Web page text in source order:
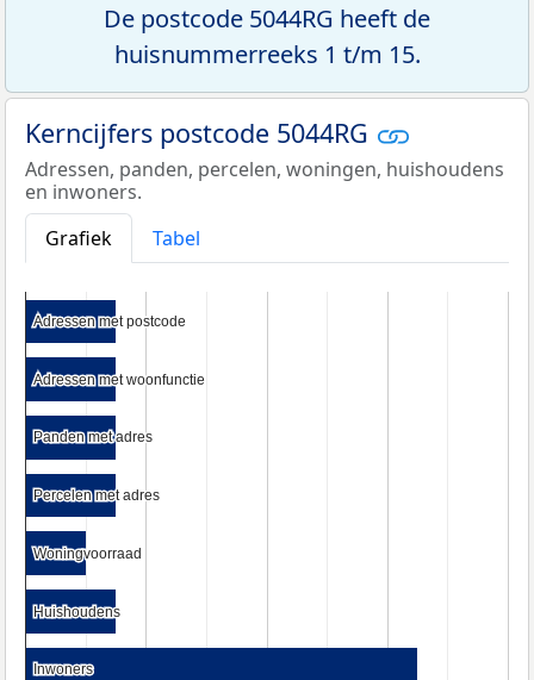
De postcode 5044RG heeft de
huisnummerreeks 1 t/m 15.
Kerncijfers postcode 5044RG
Adressen, panden, percelen, woningen, huishoudens
en inwoners.
Grafiek
Tabel
Adressen met postcode
Adressen met postcode
Adressen met woonfunctie
Adressen met woonfunctie
Panden met adres
Panden met adres
Percelen met adres
Percelen met adres
Woningvoorraad
Woningvoorraad
Huishoudens
Huishoudens
Inwoners
Inwoners